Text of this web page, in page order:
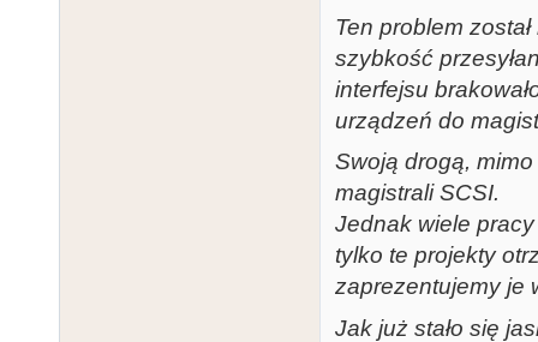
Ten problem
szybkość
interfejsu
urządzeń do
Swoją drogą,
magistrali SCSI.
Jednak wiele pracy
tylko te projekty
zaprezentujemy je
Jak już stało się